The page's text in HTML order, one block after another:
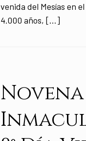
venida del Mesías en
4.000 años, […]